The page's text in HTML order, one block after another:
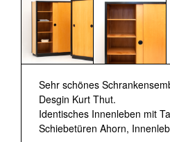
Sehr schönes
Desgin Kurt Thut.
Identisches Innenleben mit
Schiebetüren Ahorn,